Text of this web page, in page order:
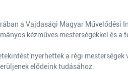
a Vajdasági Magyar Művelődési
kézműves mesterségekkel és a
nyerhettek a régi mesterségek
elődeink tudásához.